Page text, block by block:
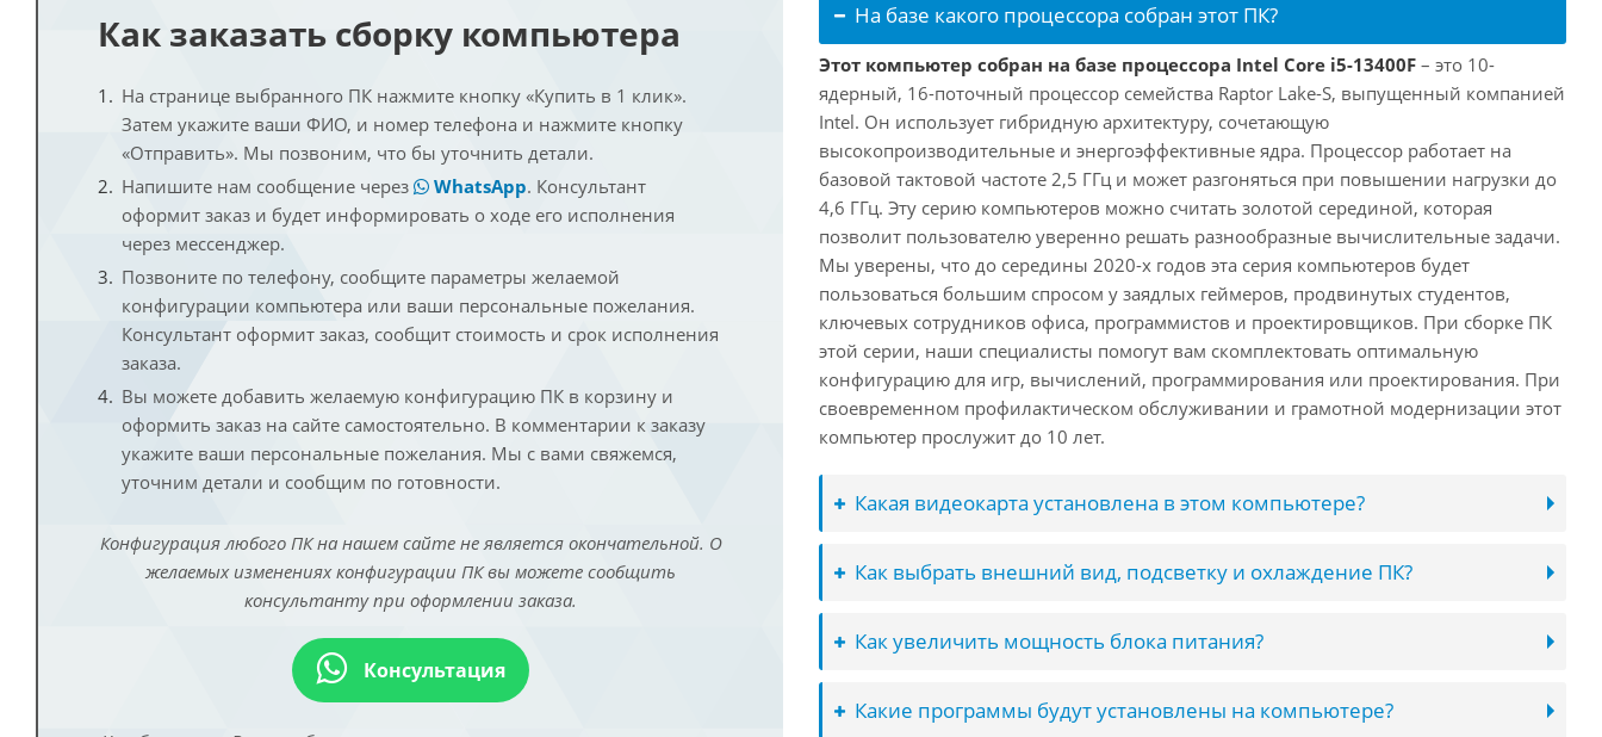
Как заказать сборку компьютера
На странице выбранного ПК нажмите кнопку «Купить в 1 клик».
Затем укажите ваши ФИО, и номер телефона и нажмите кнопку
«Отправить». Мы позвоним, что бы уточнить детали.
Напишите нам сообщение через
WhatsApp. Консультант
оформит заказ и будет информировать о ходе его исполнения
через мессенджер.
Позвоните по телефону, сообщите параметры желаемой
конфигурации компьютера или ваши персональные пожелания.
Консультант оформит заказ, сообщит стоимость и срок исполнения
заказа.
Вы можете добавить желаемую конфигурацию ПК в корзину и
оформить заказ на сайте самостоятельно. В комментарии к заказу
укажите ваши персональные пожелания. Мы с вами свяжемся,
уточним детали и сообщим по готовности.
Конфигурация любого ПК на нашем сайте не является окончательной. О
желаемых изменениях конфигурации ПК вы можете сообщить
консультанту при оформлении заказа.
Консультация
На базе какого процессора собран этот ПК?
Этот компьютер собран на базе процессора Intel Core i5-13400F – это 10-
ядерный, 16-поточный процессор семейства Raptor Lake-S, выпущенный компанией
Intel. Он использует гибридную архитектуру, сочетающую
высокопроизводительные и энергоэффективные ядра. Процессор работает на
базовой тактовой частоте 2,5 ГГц и может разгоняться при повышении нагрузки до
4,6 ГГц. Эту серию компьютеров можно считать золотой серединой, которая
позволит пользователю уверенно решать разнообразные вычислительные задачи.
Мы уверены, что до середины 2020-х годов эта серия компьютеров будет
пользоваться большим спросом у заядлых геймеров, продвинутых студентов,
ключевых сотрудников офиса, программистов и проектировщиков. При сборке ПК
этой серии, наши специалисты помогут вам скомплектовать оптимальную
конфигурацию для игр, вычислений, программирования или проектирования. При
своевременном профилактическом обслуживании и грамотной модернизации этот
компьютер прослужит до 10 лет.
Какая видеокарта установлена в этом компьютере?
Как выбрать внешний вид, подсветку и охлаждение ПК?
Как увеличить мощность блока питания?
Какие программы будут установлены на компьютере?